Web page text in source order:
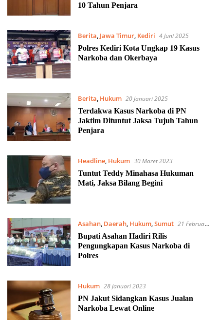
10 Tahun Penjara
Berita, Jawa Timur, Kediri 4 Juni 2025
Polres Kediri Kota Ungkap 19 Kasus
Narkoba dan Okerbaya
Berita Hukum 20 Januari 2025
Terdakwa Kasus Narkoba di PN
Jaktim Dituntut Jaksa Tujuh Tahun
Penjara
Headline, Hukum 30 Maret 2023
Tuntut Teddy Minahasa Hukuman
Mati, Jaksa Bilang Begini
Asahan, Daerah, Hukum, Sumut 21 Februari
2023
Bupati Asahan Hadiri Rilis
Pengungkapan Kasus Narkoba di
Polres
Hukum 28 Januari 2023
PN Jakut Sidangkan Kasus Jualan
Narkoba Lewat Online